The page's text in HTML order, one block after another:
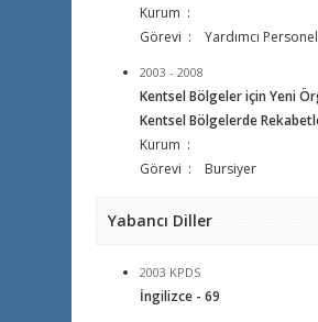
Kurum :
Görevi : Yardımcı Personel
2003 - 2008
Kentsel Bölgeler için Yeni
Kentsel Bölgelerde
Kurum :
Görevi : Bursiyer
Yabancı Diller
2003 KPDS
İngilizce - 69